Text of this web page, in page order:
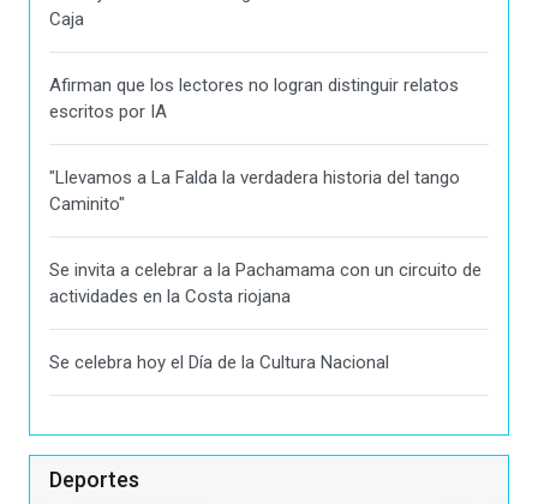
Caja
Afirman que los lectores no logran distinguir relatos
escritos por IA
"Llevamos a La Falda la verdadera historia del tango
Caminito"
Se invita a celebrar a la Pachamama con un circuito de
actividades en la Costa riojana
Se celebra hoy el Día de la Cultura Nacional
Deportes